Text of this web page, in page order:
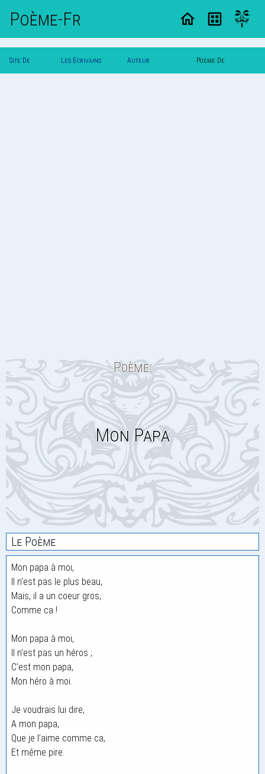
Poème-Fr
Site De Les Ecrivains Auteur Poeme De
Poème:
Mon Papa
Le Poème
Mon papa à moi,
Il n’est pas le plus beau,
Mais, il a un coeur gros,
Comme ca !
Mon papa à moi,
Il n’est pas un héros ;
C’est mon papa,
Mon héro à moi.
Je voudrais lui dire,
A mon papa,
Que je l’aime comme ca,
Et même pire.